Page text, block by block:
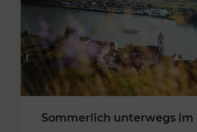
Sommerlich unterwegs im